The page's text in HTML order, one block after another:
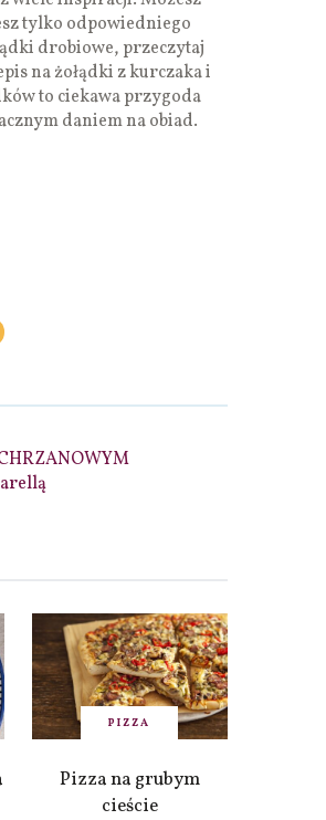
tylko odpowiedniego
drobiowe, przeczytaj
na żołądki z kurczaka i
to ciekawa przygoda
daniem na obiad.
PIZZA
Pizza na grubym
cieście